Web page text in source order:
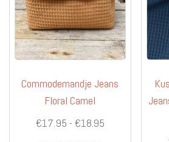
Commodemandje Jeans
Floral Camel
€17.95 - €18.95Prijsklasse: